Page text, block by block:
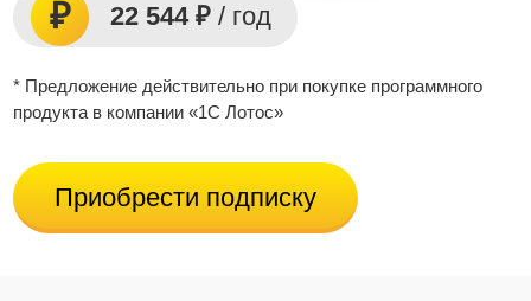
22 544 ₽ / год
* Предложение действительно при покупке программного
продукта в компании «1С Лотос»
Приобрести подписку